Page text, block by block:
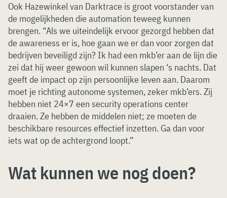
Ook Hazewinkel van Darktrace is groot voorstander van
de mogelijkheden die automation teweeg kunnen
brengen. “Als we uiteindelijk ervoor gezorgd hebben dat
de awareness er is, hoe gaan we er dan voor zorgen dat
bedrijven beveiligd zijn? Ik had een mkb’er aan de lijn die
zei dat hij weer gewoon wil kunnen slapen ‘s nachts. Dat
geeft de impact op zijn persoonlijke leven aan. Daarom
moet je richting autonome systemen, zeker mkb’ers. Zij
hebben niet 24×7 een security operations center
draaien. Ze hebben de middelen niet; ze moeten de
beschikbare resources effectief inzetten. Ga dan voor
iets wat op de achtergrond loopt.”
Wat kunnen we nog doen?